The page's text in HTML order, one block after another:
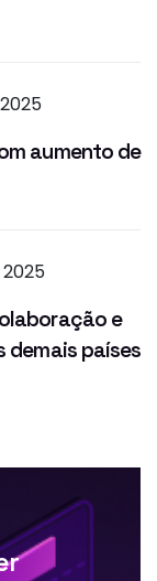
aumento de
e
demais países